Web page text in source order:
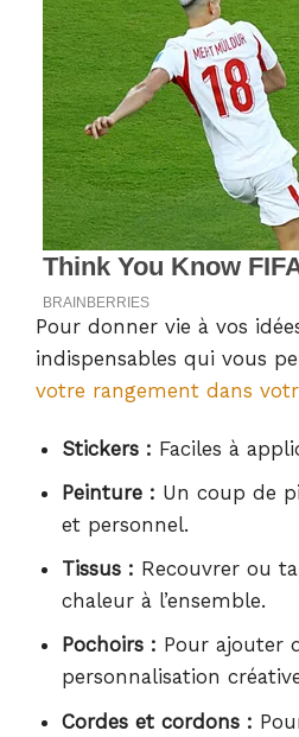
Pour donner vie à vos
indispensables qui vous
votre rangement dans
Stickers : Faciles à
Peinture : Un coup de
et personnel.
Tissus : Recouvrer ou
chaleur à l’ensemble.
Pochoirs : Pour ajouter
personnalisation
Cordes et cordons :